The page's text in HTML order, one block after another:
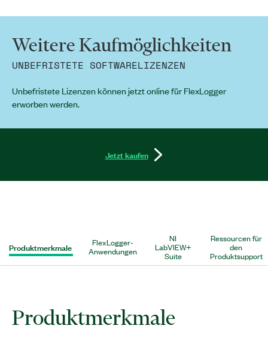
Weitere Kaufmöglichkeiten
UNBEFRISTETE SOFTWARELIZENZEN
Unbefristete Lizenzen können jetzt online für FlexLogger
erworben werden.
Jetzt kaufen
Produktmerkmale FlexLogger-
Anwendungen
NI
LabVIEW+
Suite
Ressourcen für
den
Produktsupport
Produktmerkmale